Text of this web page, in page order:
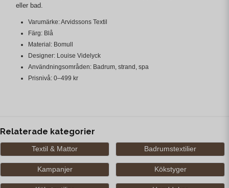
eller bad.
Varumärke: Arvidssons Textil
Färg: Blå
Material: Bomull
Designer: Louise Videlyck
Användningsområden: Badrum, strand, spa
Prisnivå: 0–499 kr
Relaterade kategorier
Textil & Mattor Badrumstextilier
Kampanjer Kökstyger